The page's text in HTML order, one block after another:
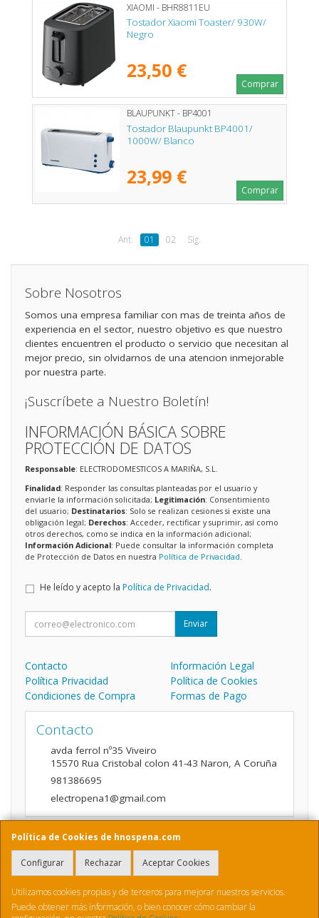
XIAOMI - BHR8811EU
Tostador Xiaomi Toaster/ 930W/
Negro
23,50 €
Comprar
BLAUPUNKT - BP4001
Tostador Blaupunkt BP4001/
1000W/ Blanco
23,99 €
Comprar
Ant. 01 02 Sig.
Política de Cookies de hnospena.com
Configurar Rechazar Aceptar Cookies
Utilizamos cookies propias y de terceros para mejorar nuestros servicios.
Puede obtener más información, o bien conocer cómo cambiar la
Sobre Nosotros
Somos una empresa familiar con mas de treinta años de
experiencia en el sector, nuestro objetivo es que nuestro
clientes encuentren el producto o servicio que necesitan al
mejor precio, sin olvidarnos de una atencion inmejorable
por nuestra parte.
¡Suscríbete a Nuestro Boletín!
INFORMACIÓN BÁSICA SOBRE
PROTECCIÓN DE DATOS
Responsable: ELECTRODOMESTICOS A MARIÑA, S.L.
Finalidad: Responder las consultas planteadas por el usuario y
enviarle la información solicitada; Legitimación: Consentimiento
del usuario; Destinatarios: Solo se realizan cesiones si existe una
obligación legal; Derechos: Acceder, rectificar y suprimir, así como
otros derechos, como se indica en la información adicional;
Información Adicional: Puede consultar la información completa
de Protección de Datos en nuestra Política de Privacidad
He leído y acepto la Política de Privacidad.
Enviar
Contacto
Información Legal
Política Privacidad
Política de Cookies
Condiciones de Compra
Formas de Pago
Contacto
avda ferrol nº35 Viveiro
15570 Rua Cristobal colon 41-43 Naron, A Coruña
981386695
electropena1@gmail.com
Horario
9:00 a 14:00 y de 16:00 A 20:00